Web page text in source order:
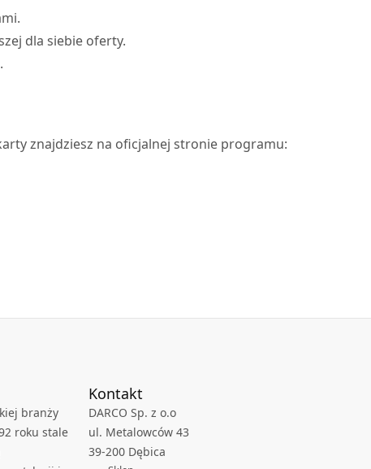
dla siebie oferty.
znajdziesz na oficjalnej stronie programu:
branży
roku stale
Kontakt
DARCO Sp. z o.o
ul. Metalowców 43
39-200 Dębica